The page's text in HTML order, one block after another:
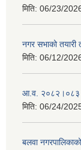
मिति: 06/23/
नगर सभाको तयारी
मिति: 06/12/
आ.व. २०८२।०८३
मिति: 06/24/
बलवा